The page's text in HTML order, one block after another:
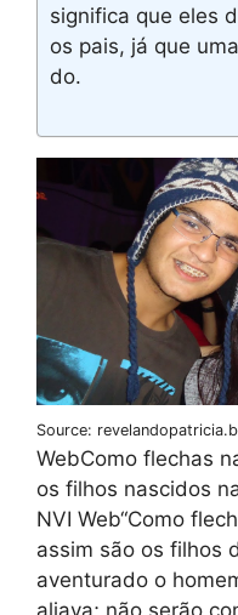
significa que eles
os pais, já que
do.
Source:
WebComo flechas
os filhos nascidos
NVI Web“Como
assim são os filhos
aventurado o
aljava; não serão